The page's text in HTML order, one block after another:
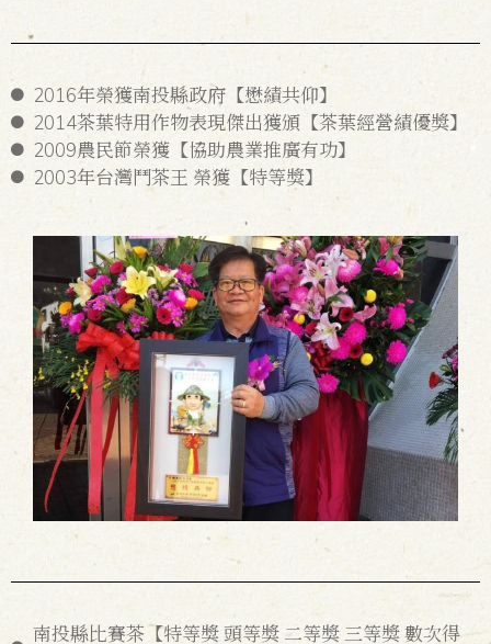
2016年榮獲南投縣政府【懋績共仰】
2014茶葉特用作物表現傑出獲頒【茶葉經營績優獎】
2009農民節榮獲【協助農業推廣有功】
2003年台灣鬥茶王 榮獲【特等獎】
南投縣比賽茶【特等獎 頭等獎 二等獎 三等獎 數次得